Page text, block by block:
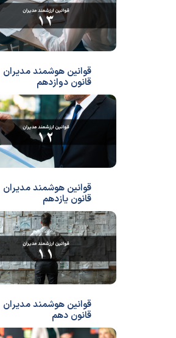
قوانین هوشمند مدیران
قانون دوازدهم
قوانین هوشمند مدیران
قانون یازدهم
قوانین هوشمند مدیران
قانون دهم